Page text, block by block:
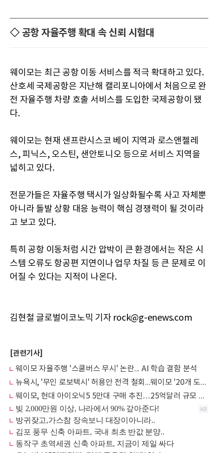
◇ 공항 자율주행 확대 속 신뢰 시험대
웨이모는 최근 공항 이동 서비스를 적극 확대하고 있다.
산호세 국제공항은 지난해 캘리포니아에서 처음으로 완
전 자율주행 차량 호출 서비스를 도입한 국제공항이 됐
다.
웨이모는 현재 샌프란시스코 베이 지역과 로스앤젤레
스, 피닉스, 오스틴, 샌안토니오 등으로 서비스 지역을
넓히고 있다.
전문가들은 자율주행 택시가 일상화될수록 사고 자체뿐
아니라 돌발 상황 대응 능력이 핵심 경쟁력이 될 것이라
고 보고 있다.
특히 공항 이동처럼 시간 압박이 큰 환경에서는 작은 시
스템 오류도 항공편 지연이나 업무 차질 등 큰 문제로 이
어질 수 있다는 지적이 나온다.
김현철 글로벌이코노믹 기자 rock@g-enews.com
[관련기사]
웨이모 자율주행 '스쿨버스 무시' 논란... AI 학습 결함 분석
뉴욕시, '무인 로보택시' 허용안 전격 철회...웨이모 '20개 도시 확장' 전략에 급제동
웨이모, 현대 아이오닉5 5만대 구매 추진…25억달러 규모 로보택시 확대